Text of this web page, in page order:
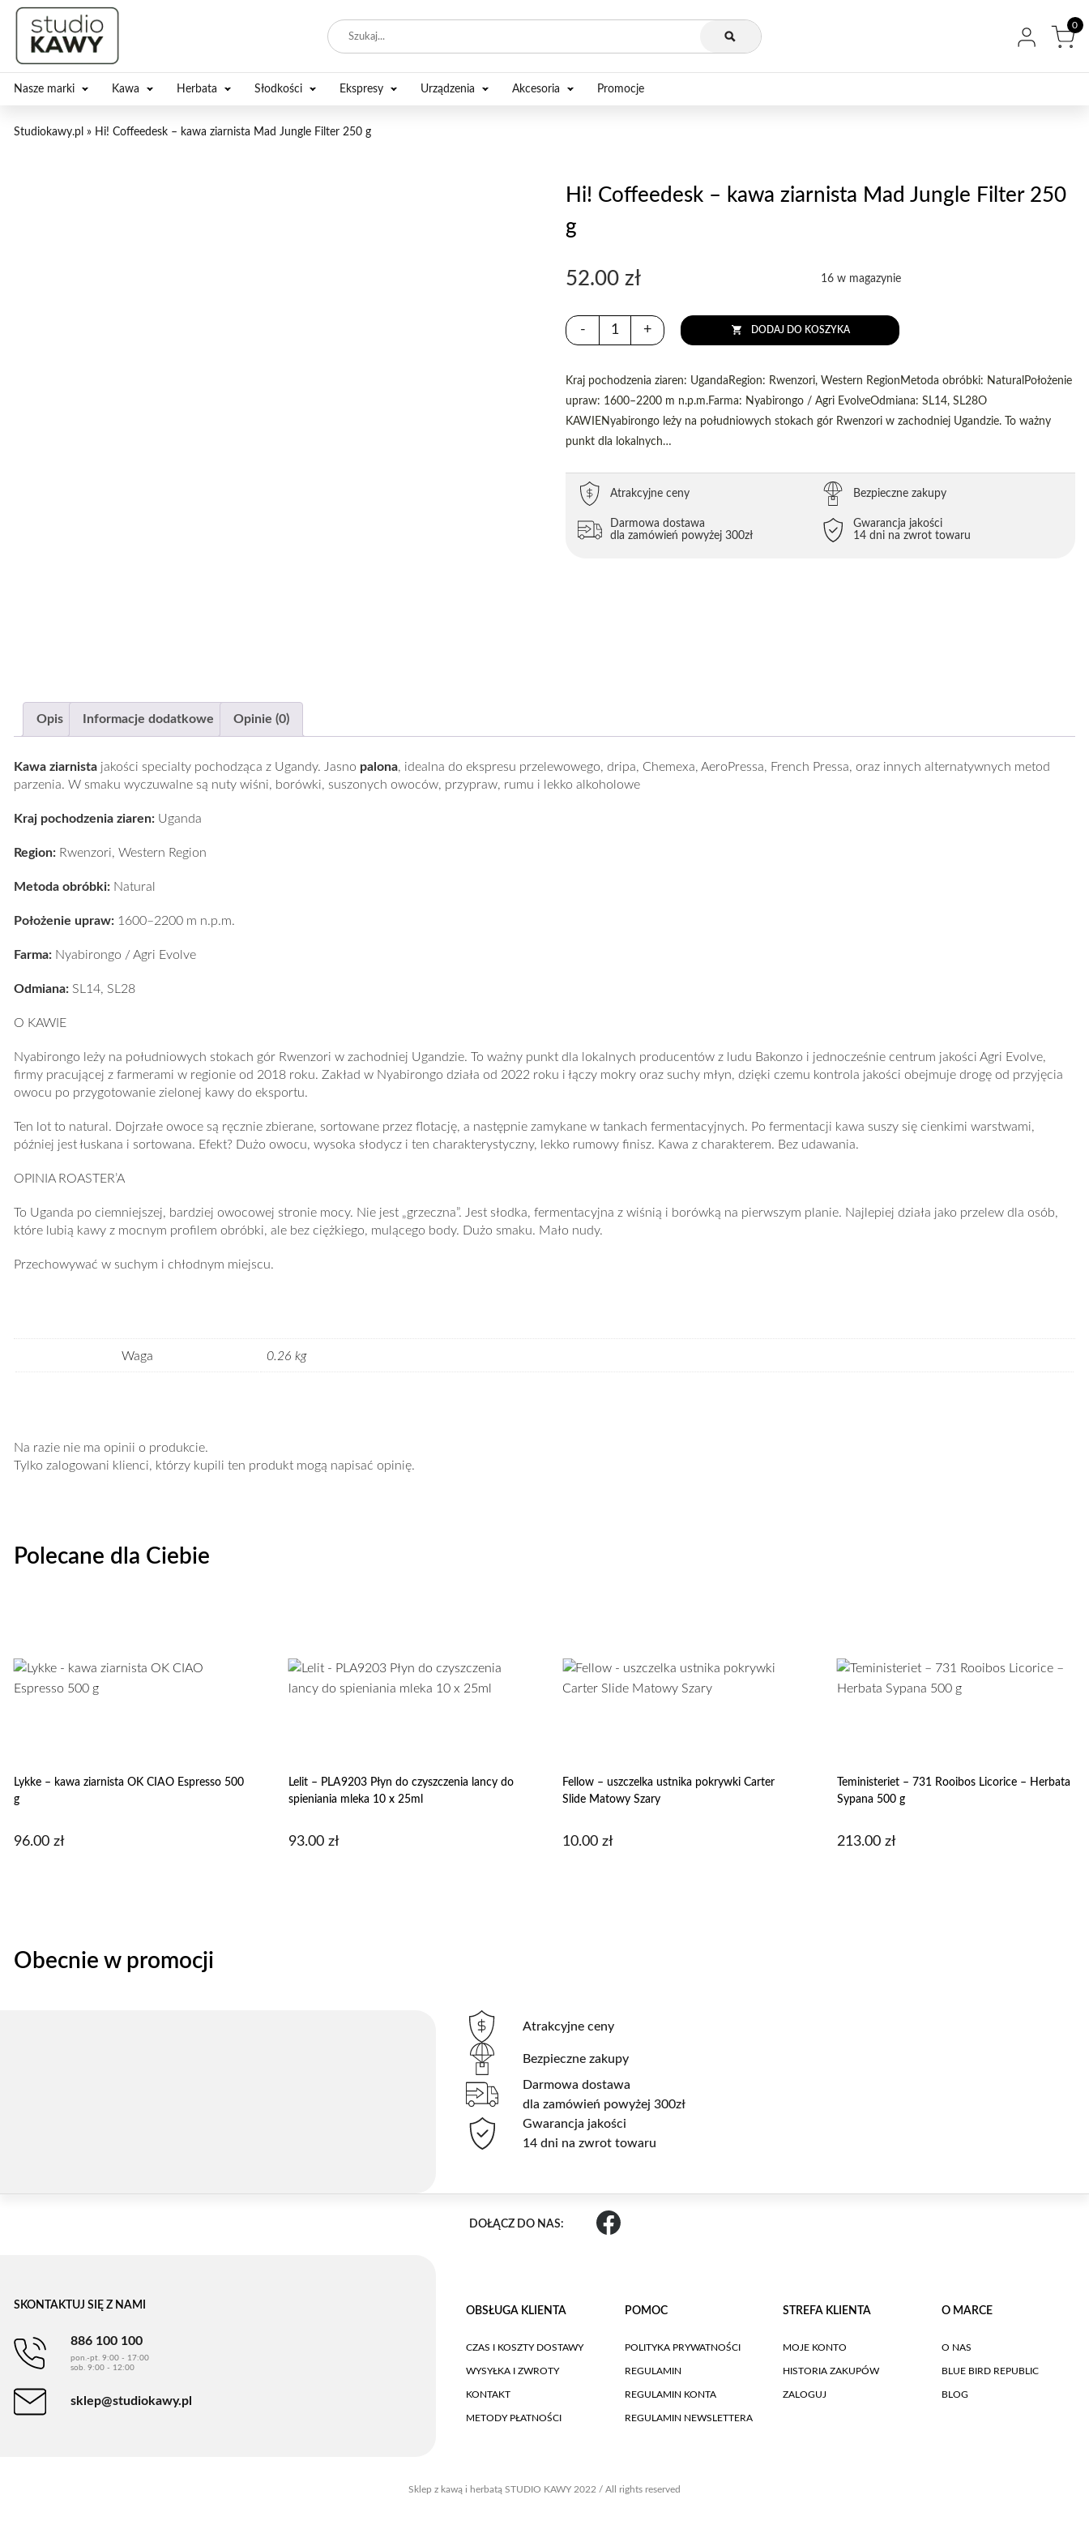
0
Nasze marki Kawa Herbata Słodkości Ekspresy Urządzenia Akcesoria Promocje
Studiokawy.pl » Hi! Coffeedesk – kawa ziarnista Mad Jungle Filter 250 g
Hi! Coffeedesk – kawa ziarnista Mad Jungle Filter 250
g
52.00zł 16 w magazynie
- + DODAJ DO KOSZYKA
Kraj pochodzenia ziaren: UgandaRegion: Rwenzori, Western RegionMetoda obróbki: NaturalPołożenie
upraw: 1600–2200 m n.p.m.Farma: Nyabirongo / Agri EvolveOdmiana: SL14, SL28O
KAWIENyabirongo leży na południowych stokach gór Rwenzori w zachodniej Ugandzie. To ważny
punkt dla lokalnych…
Atrakcyjne ceny Bezpieczne zakupy
Darmowa dostawa
dla zamówień powyżej 300zł
Gwarancja jakości
14 dni na zwrot towaru
Opis Informacje dodatkowe Opinie (0)
Kawa ziarnista jakości specialty pochodząca z Ugandy. Jasno palona, idealna do ekspresu przelewowego, dripa, Chemexa, AeroPressa, French Pressa, oraz innych alternatywnych metod
parzenia. W smaku wyczuwalne są nuty wiśni, borówki, suszonych owoców, przypraw, rumu i lekko alkoholowe
Kraj pochodzenia ziaren: Uganda
Region: Rwenzori, Western Region
Metoda obróbki: Natural
Położenie upraw: 1600–2200 m n.p.m.
Farma: Nyabirongo / Agri Evolve
Odmiana: SL14, SL28
O KAWIE
Nyabirongo leży na południowych stokach gór Rwenzori w zachodniej Ugandzie. To ważny punkt dla lokalnych producentów z ludu Bakonzo i jednocześnie centrum jakości Agri Evolve,
firmy pracującej z farmerami w regionie od 2018 roku. Zakład w Nyabirongo działa od 2022 roku i łączy mokry oraz suchy młyn, dzięki czemu kontrola jakości obejmuje drogę od przyjęcia
owocu po przygotowanie zielonej kawy do eksportu.
Ten lot to natural. Dojrzałe owoce są ręcznie zbierane, sortowane przez flotację, a następnie zamykane w tankach fermentacyjnych. Po fermentacji kawa suszy się cienkimi warstwami,
później jest łuskana i sortowana. Efekt? Dużo owocu, wysoka słodycz i ten charakterystyczny, lekko rumowy finisz. Kawa z charakterem. Bez udawania.
OPINIA ROASTER’A
To Uganda po ciemniejszej, bardziej owocowej stronie mocy. Nie jest „grzeczna”. Jest słodka, fermentacyjna z wiśnią i borówką na pierwszym planie. Najlepiej działa jako przelew dla osób,
które lubią kawy z mocnym profilem obróbki, ale bez ciężkiego, mulącego body. Dużo smaku. Mało nudy.
Przechowywać w suchym i chłodnym miejscu.
Waga 0.26 kg
Na razie nie ma opinii o produkcie.
Tylko zalogowani klienci, którzy kupili ten produkt mogą napisać opinię.
Polecane dla Ciebie
Lykke – kawa ziarnista OK CIAO Espresso 500
g
96.00 zł
Lelit – PLA9203 Płyn do czyszczenia lancy do
spieniania mleka 10 x 25ml
93.00 zł
Fellow – uszczelka ustnika pokrywki Carter
Slide Matowy Szary
10.00zł
Teministeriet – 731 Rooibos Licorice – Herbata
Sypana 500 g
213.00 zł
Obecnie w promocji
Atrakcyjne ceny
Bezpieczne zakupy
Darmowa dostawa
dla zamówień powyżej 300zł
Gwarancja jakości
14 dni na zwrot towaru
DOŁĄCZ DO NAS:
SKONTAKTUJ SIĘ Z NAMI
886 100 100
pon.-pt. 9:00 - 17:00
sob. 9:00 - 12:00
sklep@studiokawy.pl
OBSŁUGA KLIENTA
CZAS I KOSZTY DOSTAWY
WYSYŁKA I ZWROTY
KONTAKT
METODY PŁATNOŚCI
POMOC
POLITYKA PRYWATNOŚCI
REGULAMIN
REGULAMIN KONTA
REGULAMIN NEWSLETTERA
STREFA KLIENTA
MOJE KONTO
HISTORIA ZAKUPÓW
ZALOGUJ
O MARCE
O NAS
BLUE BIRD REPUBLIC
BLOG
Sklep z kawą i herbatą STUDIO KAWY 2022 / All rights reserved